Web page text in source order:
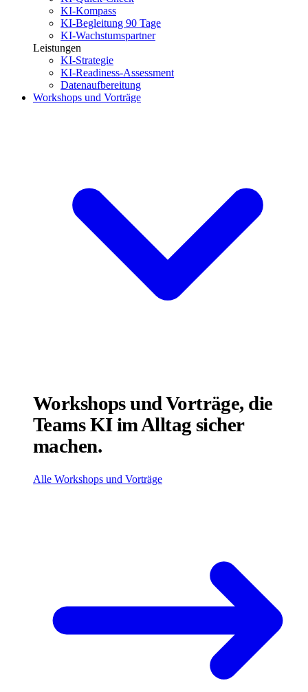
KI-Kompass
KI-Begleitung 90 Tage
KI-Wachstumspartner
Leistungen
KI-Strategie
KI-Readiness-Assessment
Datenaufbereitung
Workshops und Vorträge
Workshops und Vorträge, die
Teams KI im Alltag sicher
machen.
Alle Workshops und Vorträge